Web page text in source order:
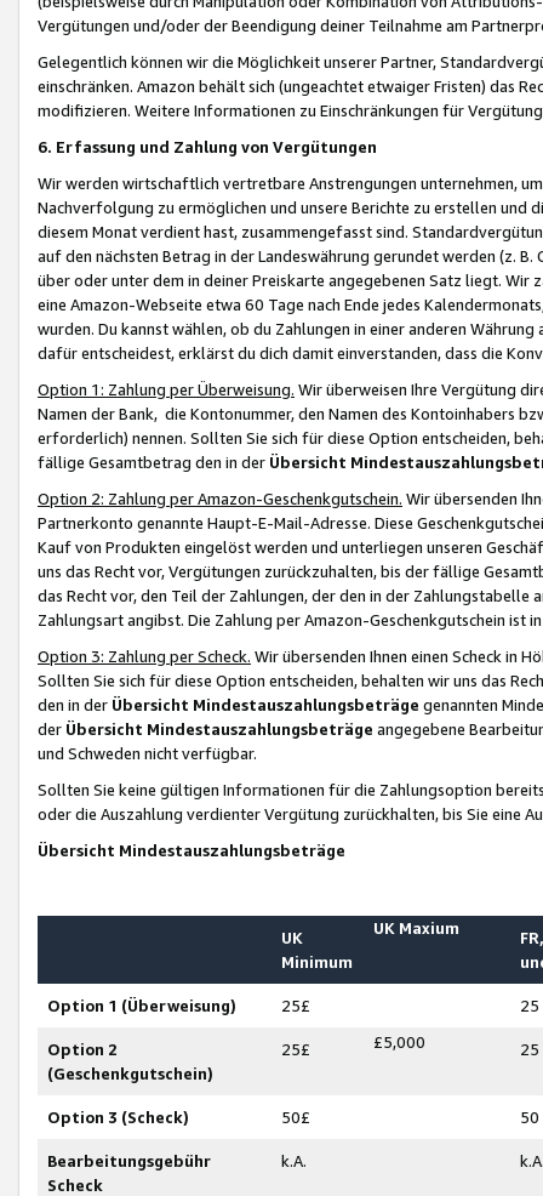
Vergütungen und/oder der Beendigung deiner Teilnahme am
Gelegentlich können wir die Möglichkeit unserer Partner,
einschränken. Amazon behält sich (ungeachtet etwaiger Fristen) das
modifizieren. Weitere Informationen zu Einschränkungen für
6. Erfassung und Zahlung von Vergütungen
Wir werden wirtschaftlich vertretbare Anstrengungen unternehmen,
Nachverfolgung zu ermöglichen und unsere Berichte zu erstellen und
diesem Monat verdient hast, zusammengefasst sind.
auf den nächsten Betrag in der Landeswährung gerundet werden (z.
über oder unter dem in deiner Preiskarte angegebenen Satz liegt.
eine Amazon-Webseite etwa 60 Tage nach Ende jedes
wurden. Du kannst wählen, ob du Zahlungen in einer anderen
dafür entscheidest, erklärst du dich damit einverstanden, dass die
Option 1: Zahlung per Überweisung. Wir überweisen Ihre Vergütung
Namen der Bank, die Kontonummer, den Namen des Kontoinhabers
erforderlich) nennen. Sollten Sie sich für diese Option entscheiden,
fällige Gesamtbetrag den in der Übersicht
Option 2: Zahlung per Amazon-Geschenkgutschein. Wir übersenden
Partnerkonto genannte Haupt-E-Mail-Adresse. Diese
Kauf von Produkten eingelöst werden und unterliegen unseren
uns das Recht vor, Vergütungen zurückzuhalten, bis der fällige
das Recht vor, den Teil der Zahlungen, der den in der
Zahlungsart angibst. Die Zahlung per Amazon-Geschenkgutschein ist
Option 3: Zahlung per Scheck. Wir übersenden Ihnen einen Scheck in
Sollten Sie sich für diese Option entscheiden, behalten wir uns das
den in der Übersicht Mindestauszahlungsbeträge genannten
der Übersicht Mindestauszahlungsbeträge angegebene
und Schweden nicht verfügbar.
Sollten Sie keine gültigen Informationen für die Zahlungsoption
oder die Auszahlung verdienter Vergütung zurückhalten, bis Sie
Übersicht Mindestauszahlungsbeträge
UK
Minimum
UK Maxium
Option 1 (Überweisung) 25£ 25
Option 2
(Geschenkgutschein)
25£ £5,000 25
Option 3 (Scheck) 50£ 50
Bearbeitungsgebühr
Scheck
k.A.